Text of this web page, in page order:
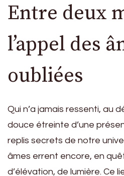
Entre deux
l’appel des
oubliées
Qui n’a jamais ressenti, au
douce étreinte d’une
replis secrets de notre
âmes errent encore, en
d’élévation, de lumière. Ce